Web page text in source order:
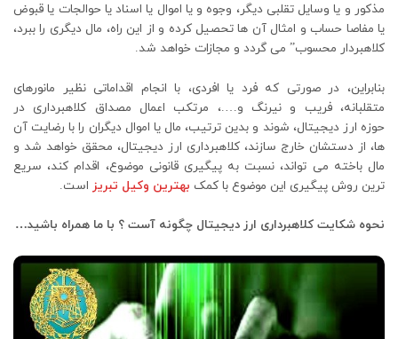
مذکور و یا وسایل تقلبی دیگر، وجوه و یا اموال یا اسناد یا حوالجات یا قبوض
یا مفاصا حساب و امثال آن ها تحصیل کرده و از این راه، مال دیگری را ببرد،
کلاهبردار محسوب” می گردد و مجازات خواهد شد.
بنابراین، در صورتی که فرد یا افردی، با انجام اقداماتی نظیر مانورهای
متقلبانه، فریب و نیرنگ و….، مرتکب اعمال مصداق کلاهبرداری در
حوزه ارز دیجیتال، شوند و بدین ترتیب، مال یا اموال دیگران را با رضایت آن
ها، از دستشان خارج سازند، کلاهبرداری ارز دیجیتال، محقق خواهد شد و
مال باخته می تواند، نسبت به پیگیری قانونی موضوع، اقدام کند، سریع
ترین روش پیگیری این موضوع با کمک بهترین وکیل تبریز است.
نحوه شکایت کلاهبرداری ارز دیجیتال چگونه آست ؟ با ما همراه باشید…